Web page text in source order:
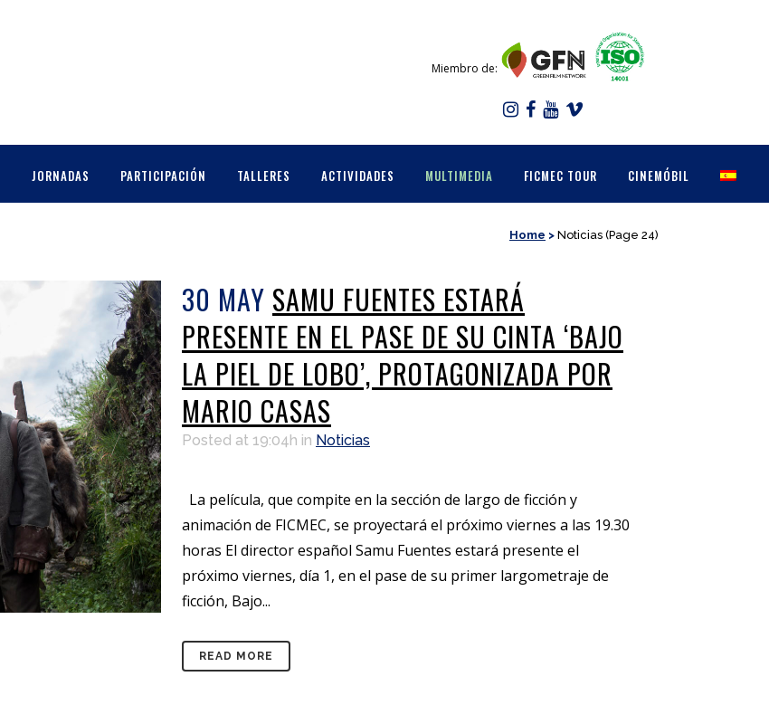
Miembro de:
JORNADAS PARTICIPACIÓN TALLERES ACTIVIDADES MULTIMEDIA FICMEC TOUR CINEMÓBIL
Home > Noticias (Page 24)
30 MAY SAMU FUENTES ESTARÁ
PRESENTE EN EL PASE DE SU CINTA ‘BAJO
LA PIEL DE LOBO’, PROTAGONIZADA POR
MARIO CASAS
Posted at 19:04h in Noticias
La película, que compite en la sección de largo de ficción y
animación de FICMEC, se proyectará el próximo viernes a las 19.30
horas El director español Samu Fuentes estará presente el
próximo viernes, día 1, en el pase de su primer largometraje de
ficción, Bajo...
READ MORE